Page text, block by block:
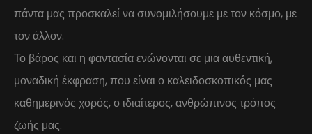
πάντα μας προσκαλεί να συνομιλήσουμε με τον κόσμο, με
τον άλλον.
Το βάρος και η φαντασία ενώνονται σε μια αυθεντική,
μοναδική έκφραση, που είναι ο καλειδοσκοπικός μας
καθημερινός χορός, ο ιδιαίτερος, ανθρώπινος τρόπος
ζωής μας.